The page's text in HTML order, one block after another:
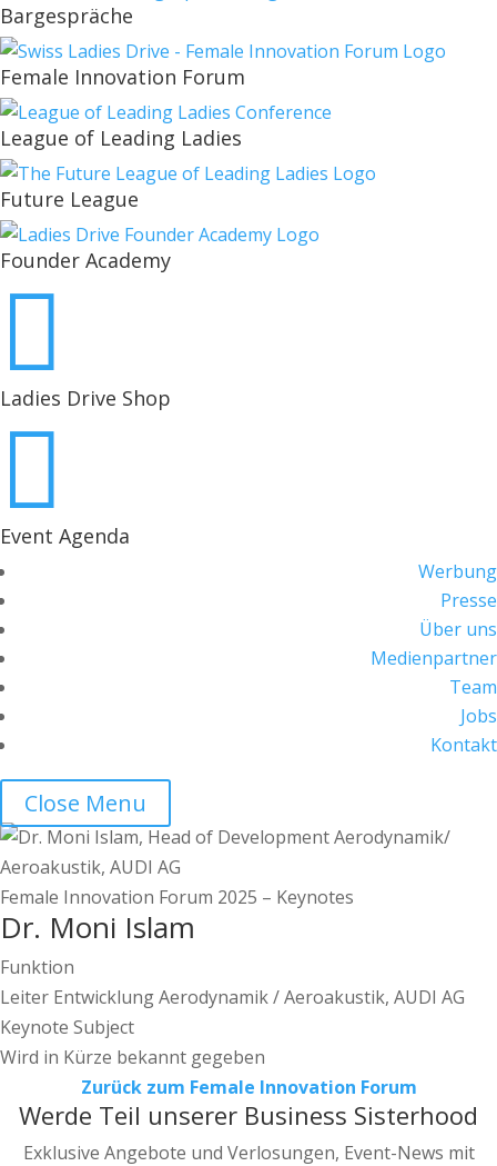
Bargespräche
Female Innovation Forum
League of Leading Ladies
Future League
Founder Academy

Ladies Drive Shop

Event Agenda
Werbung
Presse
Über uns
Medienpartner
Team
Jobs
Kontakt
Close Menu
Female Innovation Forum 2025 – Keynotes
Dr. Moni Islam
Funktion
Leiter Entwicklung Aerodynamik / Aeroakustik, AUDI AG
Keynote Subject
Wird in Kürze bekannt gegeben
Zurück zum Female Innovation Forum
Werde Teil unserer Business Sisterhood
Exklusive Angebote und Verlosungen, Event-News mit